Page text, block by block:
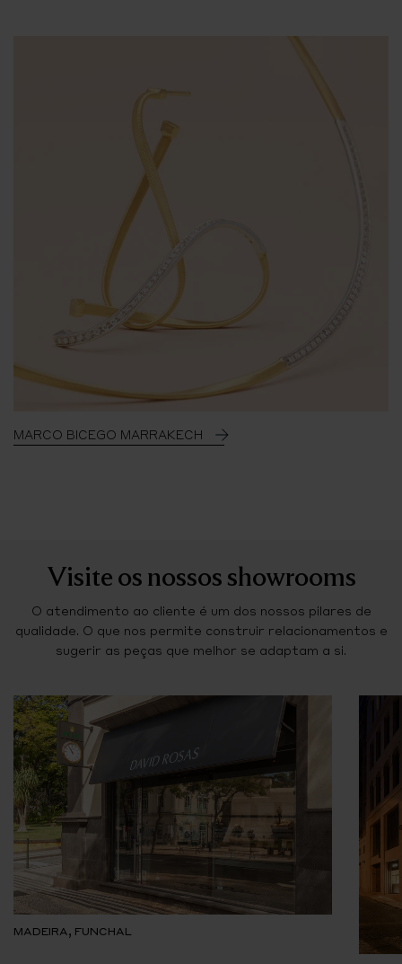
MARCO BICEGO MARRAKECH
Visite os nossos showrooms
O atendimento ao cliente é um dos nossos pilares de
qualidade. O que nos permite construir relacionamentos e
sugerir as peças que melhor se adaptam a si.
MADEIRA, FUNCHAL